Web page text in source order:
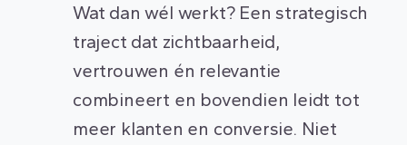
Wat dan wél werkt? Een strategisch
traject dat zichtbaarheid,
vertrouwen én relevantie
combineert en bovendien leidt tot
meer klanten en conversie. Niet